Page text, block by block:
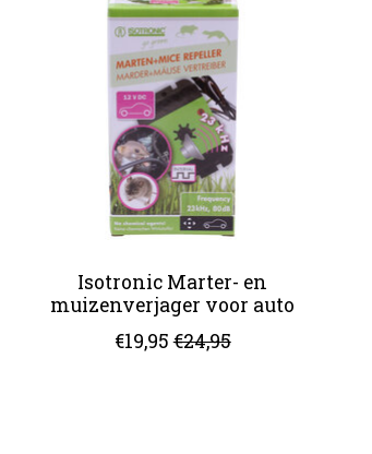
Isotronic Marter- en
muizenverjager voor auto
€19,95 €24,95